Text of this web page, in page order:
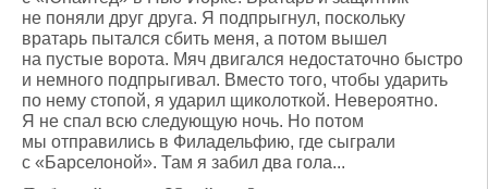
не поняли друг друга. Я подпрыгнул, поскольку
вратарь пытался сбить меня, а потом вышел
на пустые ворота. Мяч двигался недостаточно быстро
и немного подпрыгивал. Вместо того, чтобы ударить
по нему стопой, я ударил щиколоткой. Невероятно.
Я не спал всю следующую ночь. Но потом
мы отправились в Филадельфию, где сыграли
с «Барселоной». Там я забил два гола...